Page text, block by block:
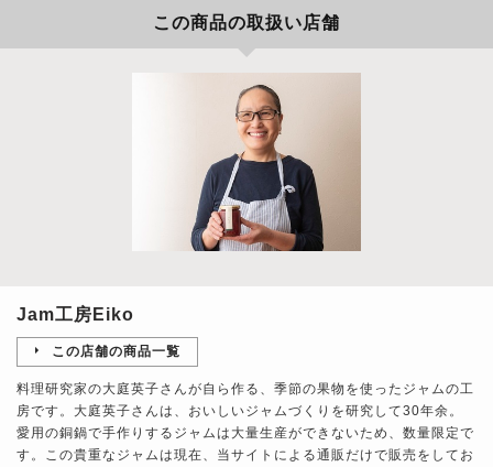
この商品の取扱い店舗
Jam工房Eiko
この店舗の商品一覧
料理研究家の大庭英子さんが自ら作る、季節の果物を使ったジャムの工
房です。大庭英子さんは、おいしいジャムづくりを研究して30年余。
愛用の銅鍋で手作りするジャムは大量生産ができないため、数量限定で
す。この貴重なジャムは現在、当サイトによる通販だけで販売をしてお